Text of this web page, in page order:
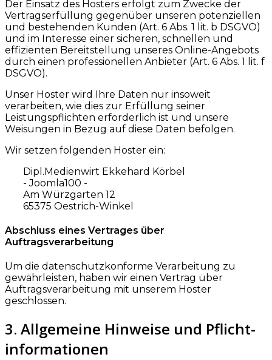
Der Einsatz des Hosters erfolgt zum Zwecke der
Vertragserfüllung gegenüber unseren potenziellen
und bestehenden Kunden (Art. 6 Abs. 1 lit. b DSGVO)
und im Interesse einer sicheren, schnellen und
effizienten Bereitstellung unseres Online-Angebots
durch einen professionellen Anbieter (Art. 6 Abs. 1 lit. f
DSGVO).
Unser Hoster wird Ihre Daten nur insoweit
verarbeiten, wie dies zur Erfüllung seiner
Leistungspflichten erforderlich ist und unsere
Weisungen in Bezug auf diese Daten befolgen.
Wir setzen folgenden Hoster ein:
Dipl.Medienwirt Ekkehard Körbel
- Joomla100 -
Am Würzgarten 12
65375 Oestrich-Winkel
Abschluss eines Vertrages über
Auftragsverarbeitung
Um die datenschutzkonforme Verarbeitung zu
gewährleisten, haben wir einen Vertrag über
Auftragsverarbeitung mit unserem Hoster
geschlossen.
3. Allgemeine Hinweise und Pflicht­
informationen